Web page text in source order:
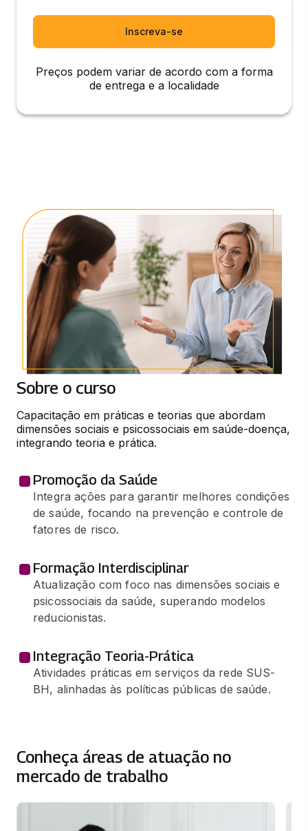
Inscreva-se
Preços podem variar de acordo com a forma
de entrega e a localidade
Sobre o curso
Capacitação em práticas e teorias que abordam
dimensões sociais e psicossociais em saúde-doença,
integrando teoria e prática.
Promoção da Saúde
Integra ações para garantir melhores condições
de saúde, focando na prevenção e controle de
fatores de risco.
Formação Interdisciplinar
Atualização com foco nas dimensões sociais e
psicossociais da saúde, superando modelos
reducionistas.
Integração Teoria-Prática
Atividades práticas em serviços da rede SUS-
BH, alinhadas às políticas públicas de saúde.
Conheça áreas de atuação no
mercado de trabalho